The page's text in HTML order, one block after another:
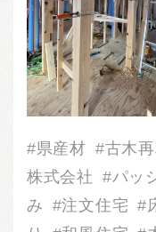
県産材 古木
株式会社
パッ
み
注文住宅